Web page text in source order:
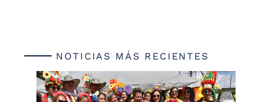
NOTICIAS MÁS RECIENTES